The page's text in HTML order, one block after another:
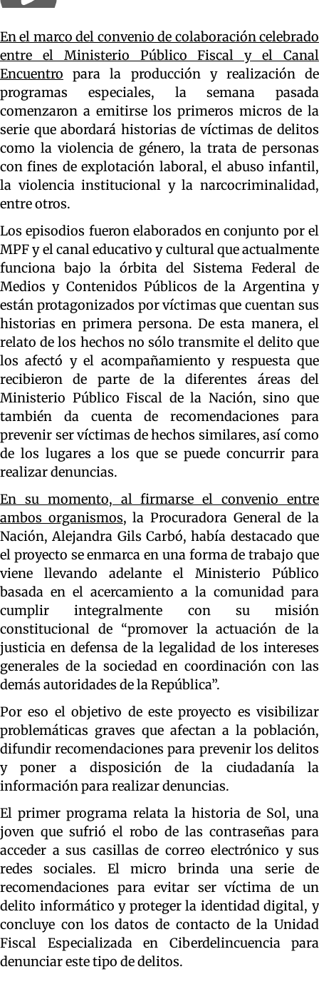
En el marco del convenio de colaboración celebrado
entre el Ministerio Público Fiscal y el Canal
Encuentro para la producción y realización de
programas especiales, la semana pasada
comenzaron a emitirse los primeros micros de la
serie que abordará historias de víctimas de delitos
como la violencia de género, la trata de personas
con fines de explotación laboral, el abuso infantil,
la violencia institucional y la narcocriminalidad,
entre otros.
Los episodios fueron elaborados en conjunto por el
MPF y el canal educativo y cultural que actualmente
funciona bajo la órbita del Sistema Federal de
Medios y Contenidos Públicos de la Argentina y
están protagonizados por víctimas que cuentan sus
historias en primera persona. De esta manera, el
relato de los hechos no sólo transmite el delito que
los afectó y el acompañamiento y respuesta que
recibieron de parte de la diferentes áreas del
Ministerio Público Fiscal de la Nación, sino que
también da cuenta de recomendaciones para
prevenir ser víctimas de hechos similares, así como
de los lugares a los que se puede concurrir para
realizar denuncias.
En su momento, al firmarse el convenio entre
ambos organismos, la Procuradora General de la
Nación, Alejandra Gils Carbó, había destacado que
el proyecto se enmarca en una forma de trabajo que
viene llevando adelante el Ministerio Público
basada en el acercamiento a la comunidad para
cumplir integralmente con su misión
constitucional de “promover la actuación de la
justicia en defensa de la legalidad de los intereses
generales de la sociedad en coordinación con las
demás autoridades de la República”.
Por eso el objetivo de este proyecto es visibilizar
problemáticas graves que afectan a la población,
difundir recomendaciones para prevenir los delitos
y poner a disposición de la ciudadanía la
información para realizar denuncias.
El primer programa relata la historia de Sol, una
joven que sufrió el robo de las contraseñas para
acceder a sus casillas de correo electrónico y sus
redes sociales. El micro brinda una serie de
recomendaciones para evitar ser víctima de un
delito informático y proteger la identidad digital, y
concluye con los datos de contacto de la Unidad
Fiscal Especializada en Ciberdelincuencia para
denunciar este tipo de delitos.